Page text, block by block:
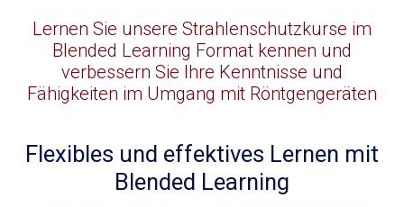
Lernen Sie unsere Strahlenschutzkurse im
Blended Learning Format kennen und
verbessern Sie Ihre Kenntnisse und
Fähigkeiten im Umgang mit Röntgengeräten
Flexibles und effektives Lernen mit
Blended Learning